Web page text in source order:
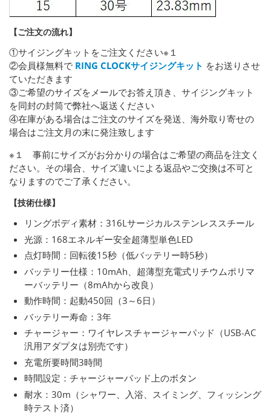
【ご注文の流れ】
①サイジングキットをご注文ください※１
②会員様無料で RING CLOCKサイジングキット をお送りさせ
ていただきます
③ご希望のサイズをメールでお答え頂き、サイジングキット
を同封の封筒で弊社へ返送ください
④在庫がある場合はご注文のサイズを発送、海外取り寄せの
場合はご注文月の末に発注致します
※１ 事前にサイズがお分かりの場合はご希望の商品を注文く
ださい。その場合、サイズ違いによる返品やご交換は不可と
なりますのでご了承ください。
【技術仕様】
リングボディ素材：316Lサージカルステンレススチール
光源：168エネルギー安全超薄型単色LED
点灯時間：回転後15秒（低バッテリー時5秒）
バッテリー仕様：10mAh、超薄型充電式リチウムポリマ
ーバッテリー（8mAhから改良）
動作時間：起動450回（3～6日）
バッテリー寿命：3年
チャージャー：ワイヤレスチャージャーパッド（USB-AC
汎用アダプタは別売です）
充電所要時間3時間
時間設定：チャージャーパッド上のボタン
耐水：30m（シャワー、入浴、スイミング、フィッシング
時テスト済）